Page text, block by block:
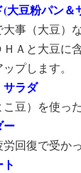
豆粉パン＆
事（大豆）
Ａと大豆に
プします。
ラダ
こ豆）を使っ
ー
回復で受か